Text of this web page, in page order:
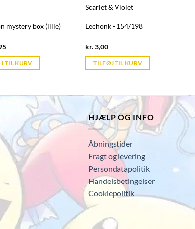
mystery box (lille)
Current
is:
kr. 39,95.
TIL KURV
Scarlet & Violet
Lechonk - 154/198
kr.3,00Current
is:
kr. 39,95.
TILFØJ TIL KURV
HJÆLP OG INFO
Åbningstider
Fragt og levering
Persondatapolitik
Handelsbetingelser
Cookiepolitik